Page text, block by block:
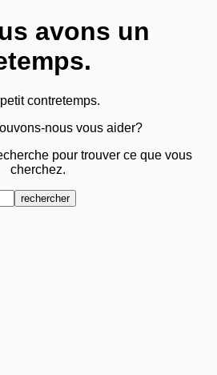
avons un
contretemps.
nous vous aider?
pour trouver ce que vous
cherchez.
rechercher